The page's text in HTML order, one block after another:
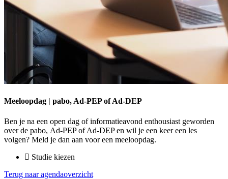
Meeloopdag | pabo, Ad-PEP of Ad-DEP
Ben je na een open dag of informatieavond enthousiast geworden
over de pabo, Ad-PEP of Ad-DEP en wil je een keer een les
volgen? Meld je dan aan voor een meeloopdag.
Studie kiezen
Terug naar agendaoverzicht